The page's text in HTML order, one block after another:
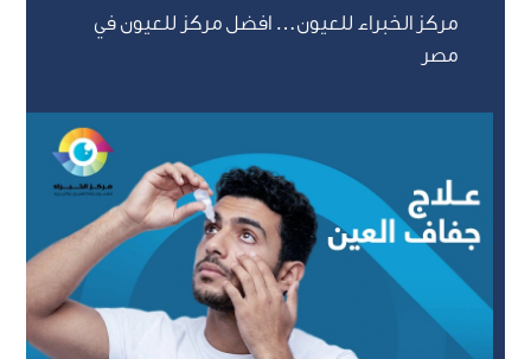
مركز الخبراء للعيون… افضل مركز للعيون في
مصر